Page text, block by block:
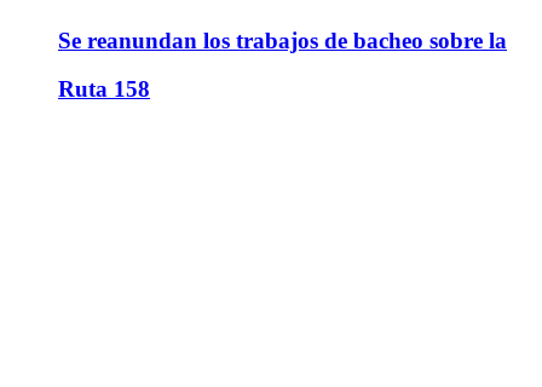
Se reanundan los trabajos de bacheo sobre la
Ruta 158